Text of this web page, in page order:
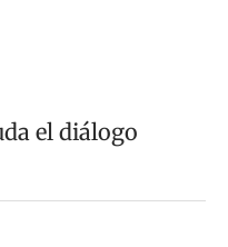
el diálogo